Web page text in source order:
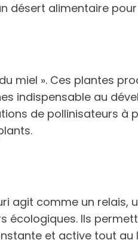
alimentaire
miel ». Ces plantes
indispensable au
de pollinisateurs à
comme un relais,
Ils
et active tout au